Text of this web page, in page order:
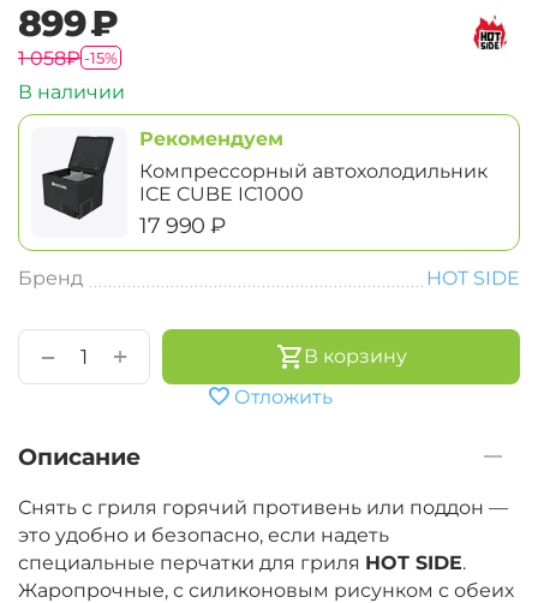
‍899‍₽
‍1 058‍₽-15%
В наличии
Рекомендуем
Компрессорный автохолодильник
ICE CUBE IC1000
‍17 990‍ ₽
Бренд HOT SIDE
+
−
В корзину
Отложить
Описание
Снять с гриля горячий противень или поддон —
это удобно и безопасно, если надеть
специальные перчатки для гриля HOT SIDE.
Жаропрочные, с силиконовым рисунком с обеих